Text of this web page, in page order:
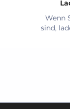
Wenn
sind,